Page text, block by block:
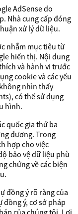
AdSense do
Nhà cung cấp đóng
xử lý dữ liệu.
nhắm mục tiêu từ
hiển thị. Nội dung
và hành vi trước
cookie và các yếu
nhìn thấy
có thể sử dụng
hình.
quốc gia thứ ba
đương. Trong
hợp cho việc
bảo vệ dữ liệu phù
chứng về các biện
đồng ý rõ ràng của
đồng ý, cơ sở pháp
của chúng tôi. Lợi